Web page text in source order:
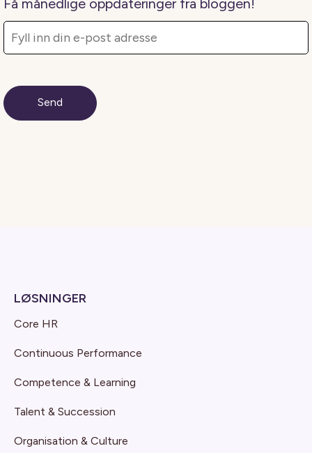
Få månedlige oppdateringer fra bloggen!
LØSNINGER
Core HR
Continuous Performance
Competence & Learning
Talent & Succession
Organisation & Culture